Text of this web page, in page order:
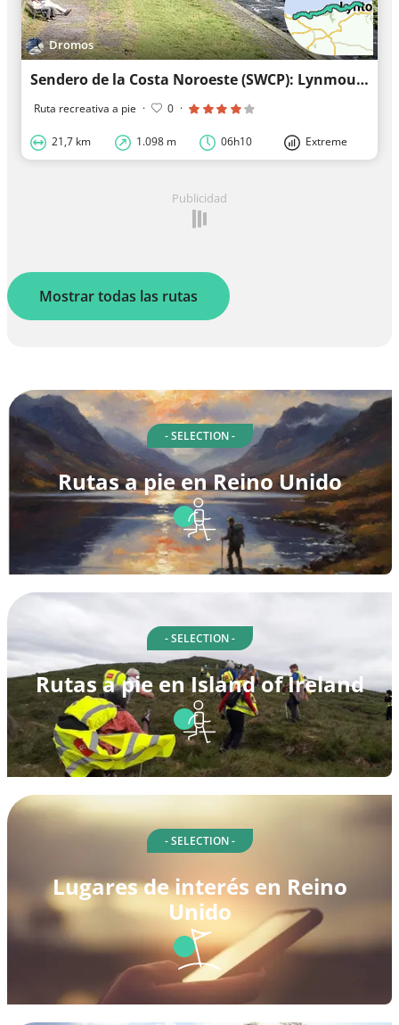
Dromos
Sendero de la Costa Noroeste (SWCP): Lynmouth - Combe Martin
Ruta recreativa a pie · 0 ·
21,7 km 1.098 m 06h10 Extreme
Publicidad
Mostrar todas las rutas
- SELECTION -
Rutas a pie en Reino Unido
- SELECTION -
Rutas a pie en Island of Ireland
- SELECTION -
Lugares de interés en Reino
Unido